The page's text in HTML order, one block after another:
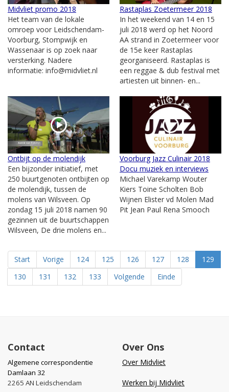
Midvliet promo 2018
Het team van de lokale
omroep voor Leidschendam-
Voorburg, Stompwijk en
Wassenaar is op zoek naar
versterking. Nadere
informatie: info@midvliet.nl
Rastaplas Zoetermeer 2018
In het weekend van 14 en 15
juli 2018 werd op het Noord
AA strand in Zoetermeer voor
de 15e keer Rastaplas
georganiseerd. Rastaplas is
een reggae & dub festival met
artiesten uit binnen- en...
Ontbijt op de molendijk
Een bijzonder initiatief, met
250 buurtgenoten ontbijten op
de molendijk, tussen de
molens van Wilsveen. Op
zondag 15 juli 2018 namen 90
gezinnen uit de buurtschappen
Wilsveen, De drie molens en...
Voorburg Jazz Culinair 2018
Docu muziek en interviews
Michael Varekamp Wouter
Kiers Toine Scholten Bob
Wijnen Elister vd Molen Mad
Pit Jean Paul Rena Smooch
Start Vorige 124 125 126 127 128
129
130
131 132 133 Volgende Einde
Contact
Algemene correspondentie
Damlaan 32
2265 AN Leidschendam
Over Ons
Over Midvliet
Werken bij Midvliet